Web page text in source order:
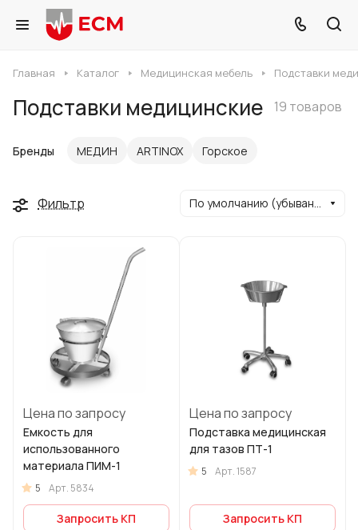
Главная Каталог Медицинская мебель Подставки
Подставки медицинские 19 товаров
Бренды МЕДИН ARTINOX Горское
Фильтр По умолчанию (убывание)
Цена по запросу
Емкость для
использованного
материала ПИМ-1
5 Арт. 5834
Запросить КП
Цена по запросу
Подставка медицинская
для тазов ПТ-1
5 Арт.1587
Запросить КП